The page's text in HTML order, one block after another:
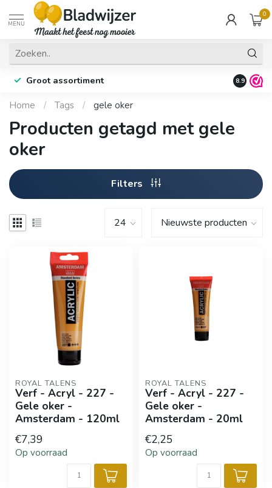
MENU
0
Groot assortiment Fysieke
8.9
Home / Tags / gele oker
Producten getagd met gele
oker
Filters
ROYAL TALENS
Verf - Acryl - 227 -
Gele oker -
Amsterdam - 120ml
€7,39
Op voorraad
ROYAL TALENS
Verf - Acryl - 227 -
Gele oker -
Amsterdam - 20ml
€2,25
Op voorraad